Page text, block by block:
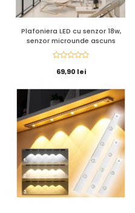
Plafoniera LED cu senzor 18w,
senzor microunde ascuns
69,90 lei